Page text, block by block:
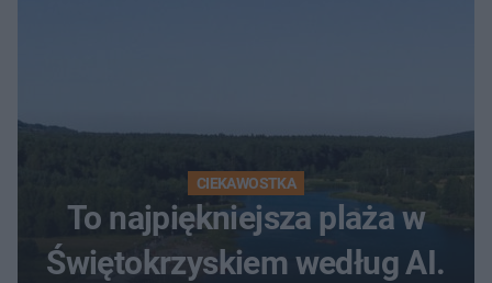
CIEKAWOSTKA
To najpiękniejsza plaża w
Świętokrzyskiem według AI.